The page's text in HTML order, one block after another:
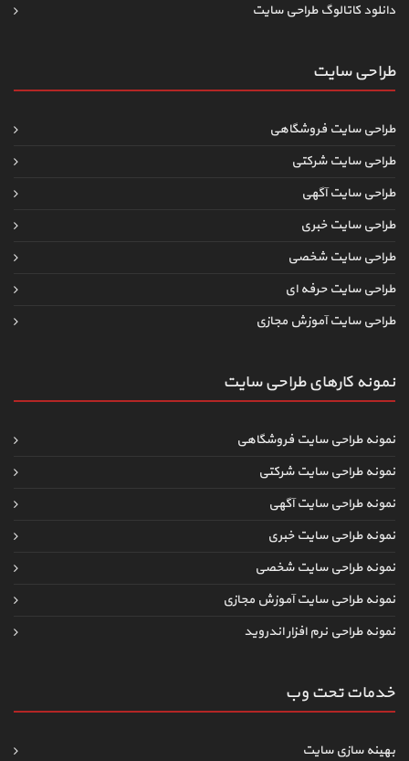
دانلود کاتالوگ طراحی سایت
طراحی سایت
طراحی سایت فروشگاهی
طراحی سایت شرکتی
طراحی سایت آگهی
طراحی سایت خبری
طراحی سایت شخصی
طراحی سایت حرفه ای
طراحی سایت آموزش مجازی
نمونه کارهای طراحی سایت
نمونه طراحی سایت فروشگاهی
نمونه طراحی سایت شرکتی
نمونه طراحی سایت آگهی
نمونه طراحی سایت خبری
نمونه طراحی سایت شخصی
نمونه طراحی سایت آموزش مجازی
نمونه طراحی نرم افزار اندروید
خدمات تحت وب
بهینه سازی سایت